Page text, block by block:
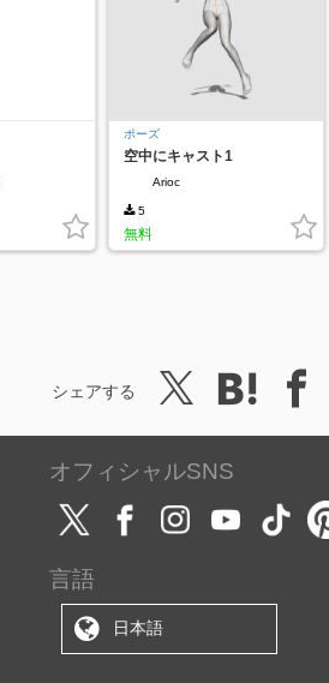
ポーズ
空中にキャスト1
Arioc
5
無料
シェアする
オフィシャルSNS
言語
日本語